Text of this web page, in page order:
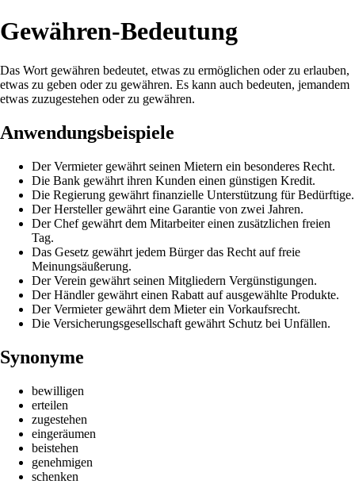
Gewähren-Bedeutung
Das Wort gewähren bedeutet, etwas zu ermöglichen oder zu erlauben,
etwas zu geben oder zu gewähren. Es kann auch bedeuten, jemandem
etwas zuzugestehen oder zu gewähren.
Anwendungsbeispiele
Der Vermieter gewährt seinen Mietern ein besonderes Recht.
Die Bank gewährt ihren Kunden einen günstigen Kredit.
Die Regierung gewährt finanzielle Unterstützung für Bedürftige.
Der Hersteller gewährt eine Garantie von zwei Jahren.
Der Chef gewährt dem Mitarbeiter einen zusätzlichen freien
Tag.
Das Gesetz gewährt jedem Bürger das Recht auf freie
Meinungsäußerung.
Der Verein gewährt seinen Mitgliedern Vergünstigungen.
Der Händler gewährt einen Rabatt auf ausgewählte Produkte.
Der Vermieter gewährt dem Mieter ein Vorkaufsrecht.
Die Versicherungsgesellschaft gewährt Schutz bei Unfällen.
Synonyme
bewilligen
erteilen
zugestehen
eingeräumen
beistehen
genehmigen
schenken